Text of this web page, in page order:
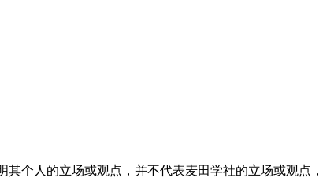
个人的立场或观点，并不代表麦田学社的立场或观点